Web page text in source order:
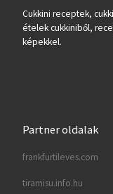
Cukkini receptek,
ételek cukkiniből,
képekkel.
Partner oldalak
frankfurtileves.com
tiramisu.info.hu